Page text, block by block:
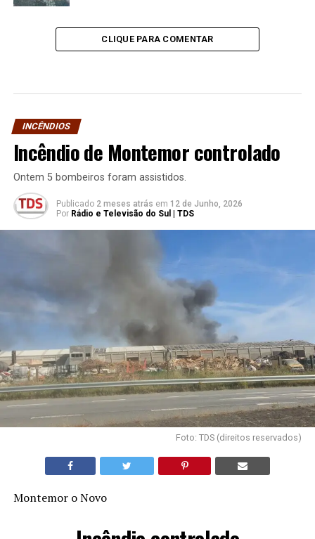
CLIQUE PARA COMENTAR
INCÊNDIOS
Incêndio de Montemor controlado
Ontem 5 bombeiros foram assistidos.
Publicado 2 meses atrás em 12 de Junho, 2026
Por Rádio e Televisão do Sul | TDS
Foto: TDS (direitos reservados)
Montemor o Novo